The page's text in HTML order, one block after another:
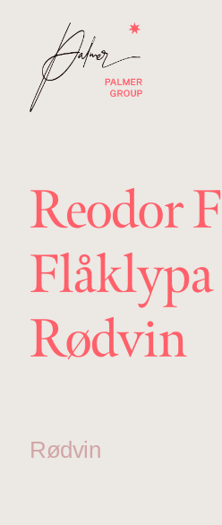
Reodor
Flåklypa
Rødvin
Rødvin